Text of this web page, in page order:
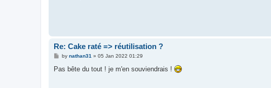
Re: Cake raté => réutilisation ?
P
s
by nathan31 » 05 Jan 2022 01:29
Pas bête du tout ! je m'en souviendrais !